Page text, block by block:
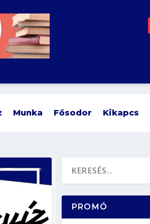
Munka Fősodor Kikapcs
PROMÓ